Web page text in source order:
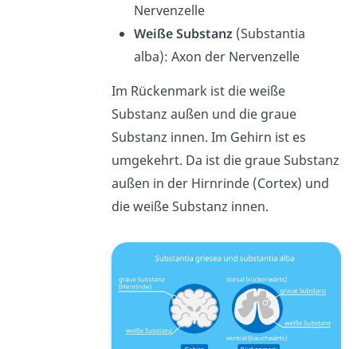
Nervenzelle
Weiße Substanz(Substantia
alba): Axon der Nervenzelle
Im Rückenmark ist die weiße
Substanz außen und die graue
Substanz innen. Im Gehirn ist es
umgekehrt. Da ist die graue Substanz
außen in der Hirnrinde (Cortex) und
die weiße Substanz innen.